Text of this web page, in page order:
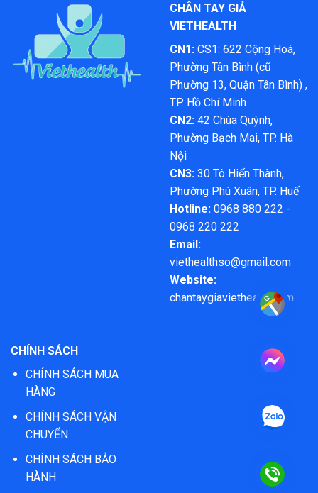
CHÂN TAY GIẢ
VIETHEALTH
CN1: CS1: 622 Cộng Hoà,
Phường Tân Bình (cũ
Phường 13, Quận Tân Bình) ,
TP. Hồ Chí Minh
CN2: 42 Chùa Quỳnh,
Phường Bạch Mai, TP. Hà
Nội
CN3: 30 Tô Hiến Thành,
Phường Phú Xuân, TP. Huế
Hotline: 0968 880 222 -
0968 220 222
Email:
viethealthso@gmail.com
Website:
chantaygiaviethealth.com
CHÍNH SÁCH
CHÍNH SÁCH MUA
HÀNG
CHÍNH SÁCH VẬN
CHUYỂN
CHÍNH SÁCH BẢO
HÀNH